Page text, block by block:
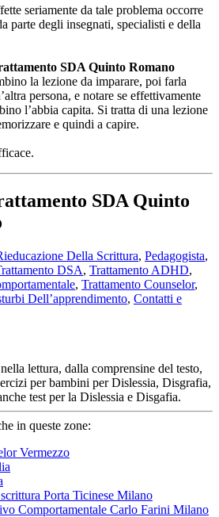
seriamente da tale problema occorre
parte degli insegnati, specialisti e della
SDA Quinto Romano
la lezione da imparare, poi farla
persona, e notare se effettivamente
l’abbia capita. Si tratta di una lezione
e quindi a capire.
SDA Quinto
Della Scrittura, Pedagogista,
DSA, Trattamento ADHD,
, Trattamento Counselor,
Dell’apprendimento, Contatti e
lettura, dalla comprensine del testo,
per bambini per Dislessia, Disgrafia,
test per la Dislessia e Disgafia.
in queste zone:
Vermezzo
Porta Ticinese Milano
Comportamentale Carlo Farini Milano